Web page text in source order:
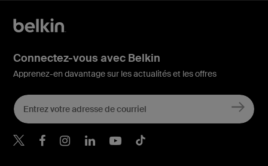
Connectez-vous avec Belkin
Apprenez-en davantage sur les actualités et les offres
Belkin Twitter
Belkin Facebook
Belkin Instagram
Belkin LinkedIn
Belkin Youtube
Belkin TikTok